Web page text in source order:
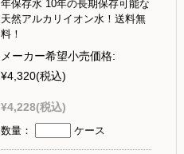
年保存水 10年の長期保存可能な
天然アルカリイオン水！送料無
料！
メーカー希望小売価格:
¥4,320(税込)
¥4,228(税込)
数量： ケース